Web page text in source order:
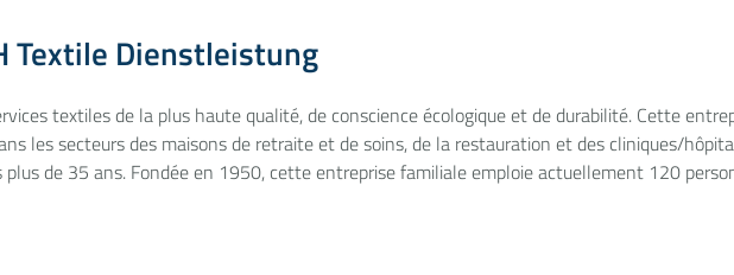
Textile Dienstleistung
textiles de la plus haute qualité, de conscience écologique et de durabilité. Cette
les secteurs des maisons de retraite et de soins, de la restauration et des cliniques/
de 35 ans. Fondée en 1950, cette entreprise familiale emploie actuellement 120